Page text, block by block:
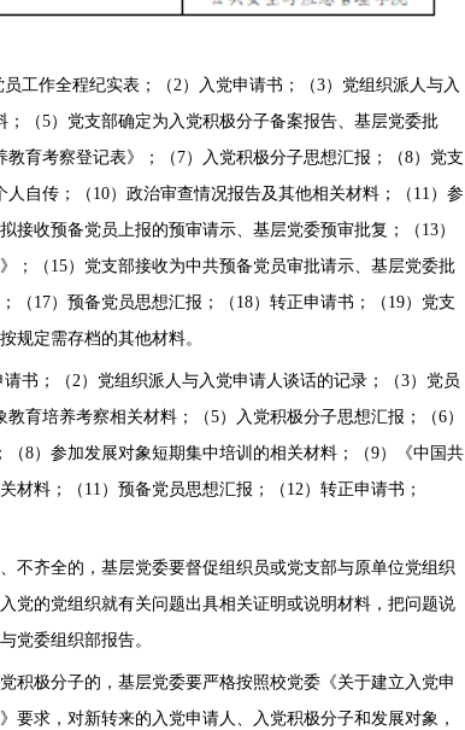
员工作全程纪实表；（2）入党申请书；（3）党组织派人与入
（5）党支部确定为入党积极分子备案报告、基层党委批
育考察登记表》；（7）入党积极分子思想汇报；（8）党支
自传；（10）政治审查情况报告及其他相关材料；（11）参
接收预备党员上报的预审请示、基层党委预审批复；（13）
；（15）党支部接收为中共预备党员审批请示、基层党委批
（17）预备党员思想汇报；（18）转正申请书；（19）党支
规定需存档的其他材料。
请书；（2）党组织派人与入党申请人谈话的记录；（3）党员
育培养考察相关材料；（5）入党积极分子思想汇报；（6）
8）参加发展对象短期集中培训的相关材料；（9）《中国共
材料；（11）预备党员思想汇报；（12）转正申请书；
不齐全的，基层党委要督促组织员或党支部与原单位党组织
党的党组织就有关问题出具相关证明或说明材料，把问题说
党委组织部报告。
积极分子的，基层党委要严格按照校党委《关于建立入党申
要求，对新转来的入党申请人、入党积极分子和发展对象，